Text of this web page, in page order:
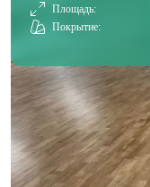
Площадь:
Покрытие: